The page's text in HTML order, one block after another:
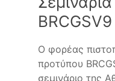
BRCGSV9
Ο φορέας
προτύπου
σεμινάριο της